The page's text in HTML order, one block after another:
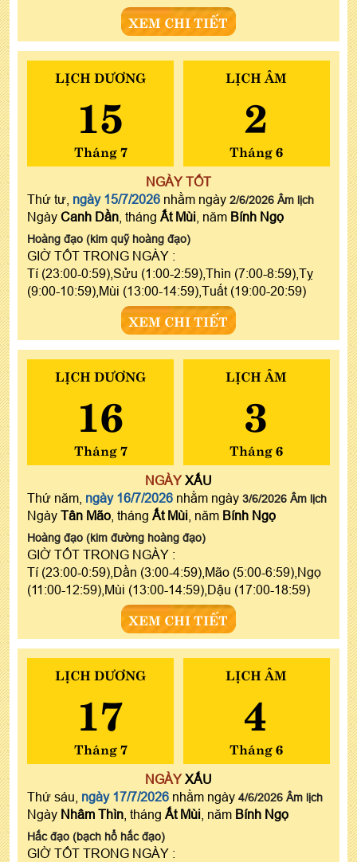
XEM CHI TIẾT
LỊCH DƯƠNG
15
Tháng 7
LỊCH ÂM
2
Tháng 6
NGÀY TỐT
Thứ tư, ngày 15/7/2026 nhằm ngày 2/6/2026 Âm lịch
Ngày Canh Dần , tháng Ất Mùi , năm Bính Ngọ
Hoàng đạo (kim quỹ hoàng đạo)
GIỜ TỐT TRONG NGÀY :
Tí (23:00-0:59),Sửu (1:00-2:59),Thìn (7:00-8:59),Tỵ
(9:00-10:59),Mùi (13:00-14:59),Tuất (19:00-20:59)
XEM CHI TIẾT
LỊCH DƯƠNG
16
Tháng 7
LỊCH ÂM
3
Tháng 6
NGÀYXẤU
Thứ năm, ngày 16/7/2026 nhằm ngày 3/6/2026 Âm lịch
Ngày Tân Mão , tháng Ất Mùi , năm Bính Ngọ
Hoàng đạo (kim đường hoàng đạo)
GIỜ TỐT TRONG NGÀY :
Tí (23:00-0:59),Dần (3:00-4:59),Mão (5:00-6:59),Ngọ
(11:00-12:59),Mùi (13:00-14:59),Dậu (17:00-18:59)
XEM CHI TIẾT
LỊCH DƯƠNG
17
Tháng 7
LỊCH ÂM
4
Tháng 6
NGÀYXẤU
Thứ sáu, ngày 17/7/2026 nhằm ngày 4/6/2026 Âm lịch
Ngày Nhâm Thìn , tháng Ất Mùi , năm Bính Ngọ
Hắc đạo (bạch hổ hắc đạo)
GIỜ TỐT TRONG NGÀY :